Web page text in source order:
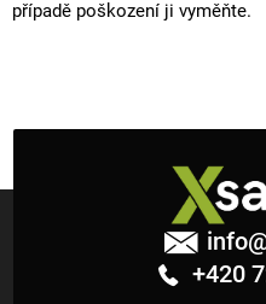
případě poškození ji vyměňte.
info
+420